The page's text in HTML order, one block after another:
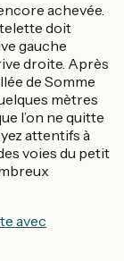
achevée.
doit
gauche
droite. Après
de Somme
mètres
l’on ne quitte
attentifs à
voies du petit
avec